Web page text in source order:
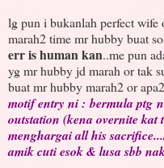
lg pun i bukanlah perfect wife
marah2 time mr hubby buat
err is human kan..me pun
yg mr hubby jd marah or tak
buat mr hubby marah2 or
motif entry ni : bermula ptg
outstation (kena overnite kat
menghargai all his
amik cuti esok & lusa sbb